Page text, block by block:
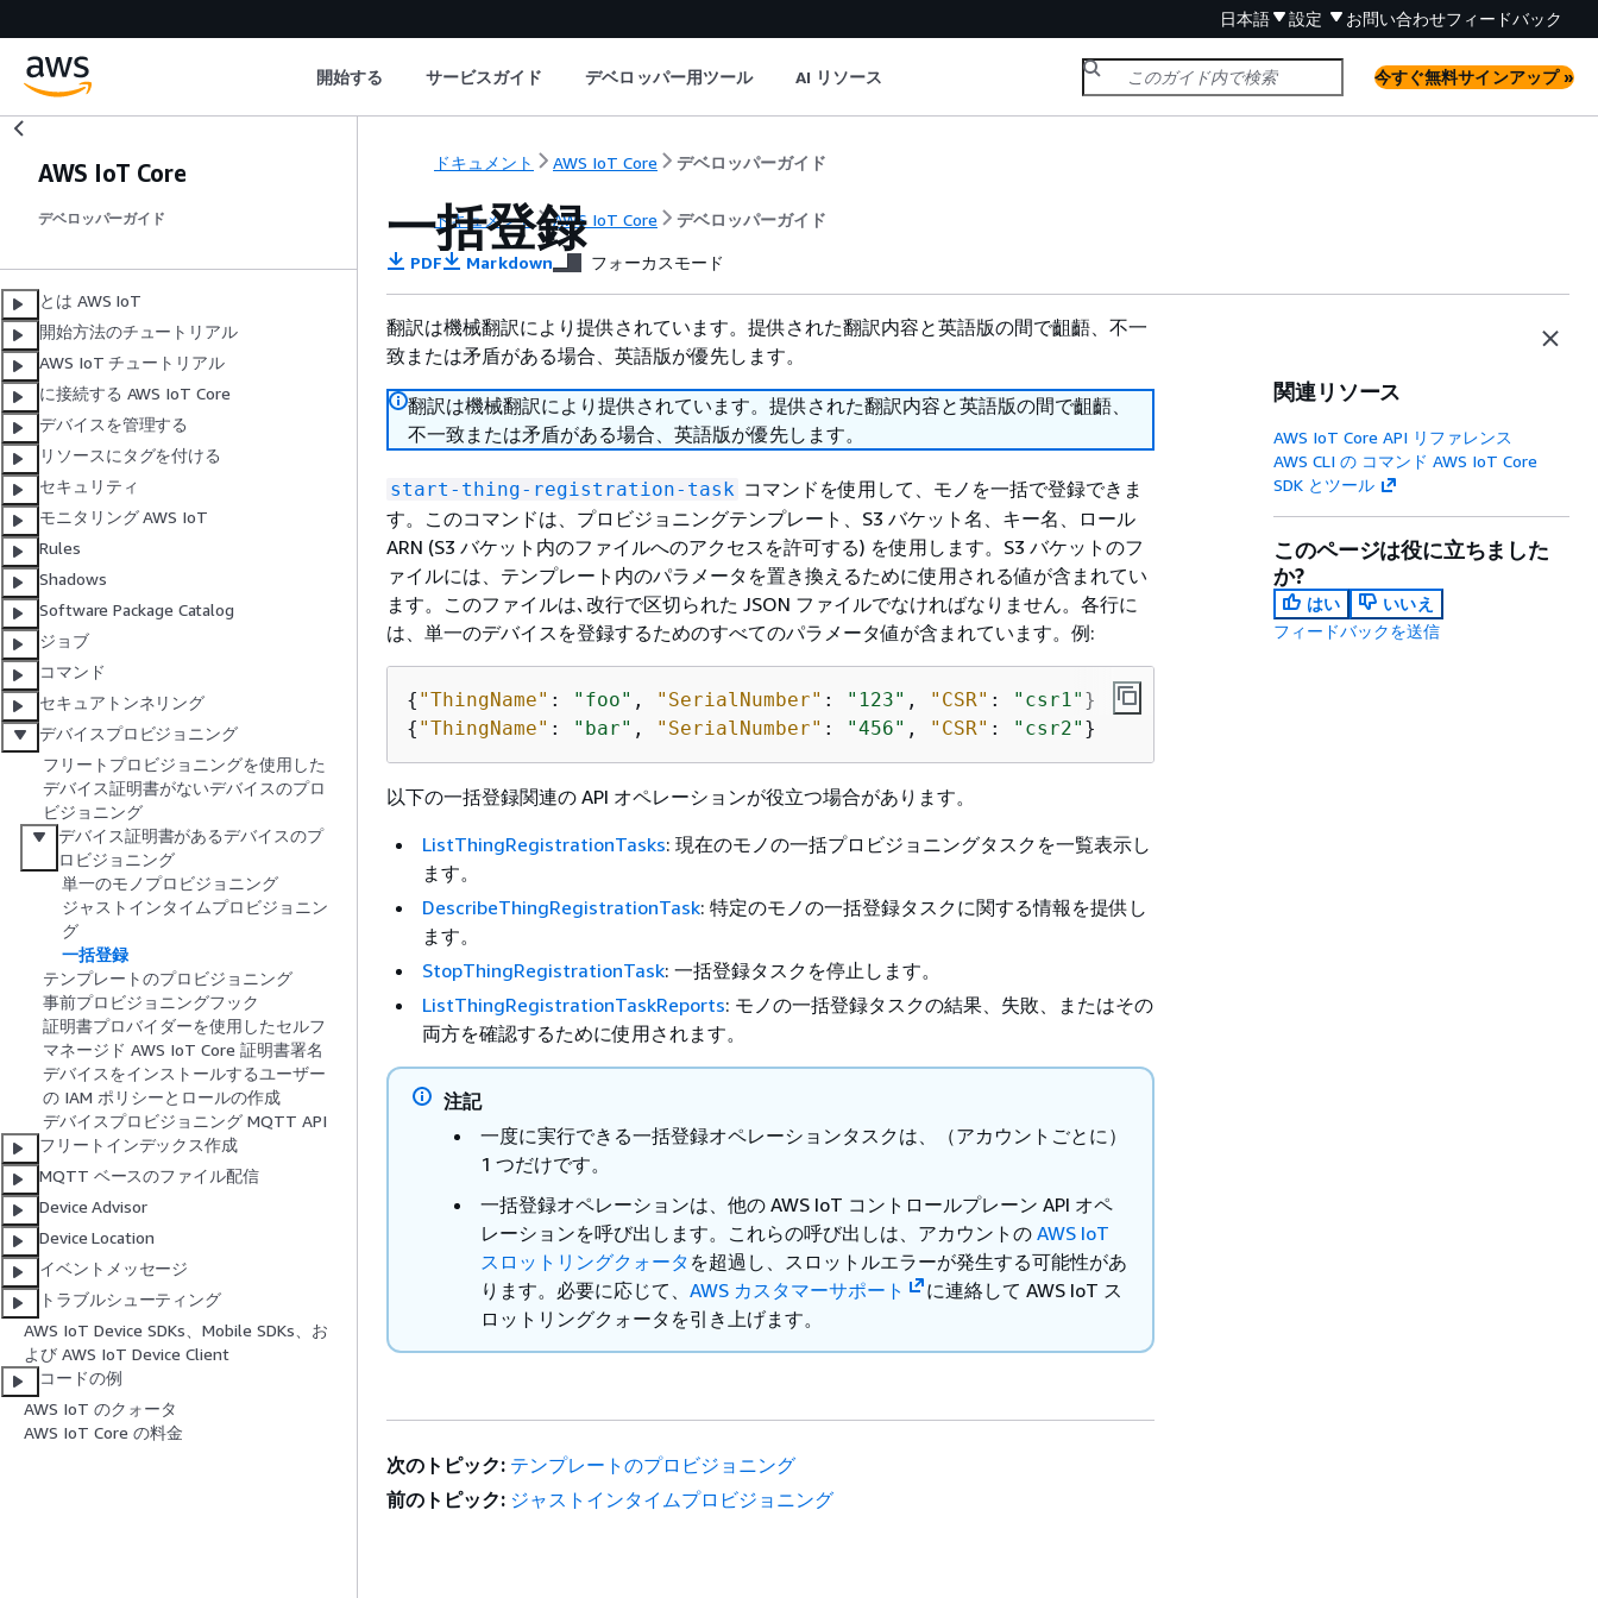
日本語 設定 お問い合わせフィードバック
開始する サービスガイド デベロッパー用ツール AI リソース 今すぐ無料サインアップ »
AWS IoT Core
デベロッパーガイド
とは AWS IoT
開始方法のチュートリアル
AWS IoT チュートリアル
に接続する AWS IoT Core
デバイスを管理する
リソースにタグを付ける
セキュリティ
モニタリング AWS IoT
Rules
Shadows
Software Package Catalog
ジョブ
コマンド
セキュアトンネリング
デバイスプロビジョニング
フリートプロビジョニングを使用した
デバイス証明書がないデバイスのプロ
ビジョニング
デバイス証明書があるデバイスのプ
ロビジョニング
単一のモノプロビジョニング
ジャストインタイムプロビジョニン
グ
一括登録
テンプレートのプロビジョニング
事前プロビジョニングフック
証明書プロバイダーを使用したセルフ
マネージド AWS IoT Core 証明書署名
デバイスをインストールするユーザー
の IAM ポリシーとロールの作成
デバイスプロビジョニング MQTT API
フリートインデックス作成
MQTT ベースのファイル配信
Device Advisor
Device Location
イベントメッセージ
トラブルシューティング
AWS IoT Device SDKs、Mobile SDKs、お
よび AWS IoT Device Client
コードの例
AWS IoT のクォータ
AWS IoT Core の料金
ドキュメント AWS IoT Core デベロッパーガイド
ドキュメント AWS IoT Core デベロッパーガイド
一括登録
PDF Markdown フォーカスモード
翻訳は機械翻訳により提供されています。提供された翻訳内容と英語版の間で齟齬、不一
致または矛盾がある場合、英語版が優先します。
翻訳は機械翻訳により提供されています。提供された翻訳内容と英語版の間で齟齬、
不一致または矛盾がある場合、英語版が優先します。
start-thing-registration-task コマンドを使用して、モノを一括で登録できま
す。このコマンドは、プロビジョニングテンプレート、S3 バケット名、キー名、ロール
ARN (S3 バケット内のファイルへのアクセスを許可する) を使用します。S3 バケットのフ
ァイルには、テンプレート内のパラメータを置き換えるために使用される値が含まれてい
ます。このファイルは､改行で区切られた JSON ファイルでなければなりません。各行に
は、単一のデバイスを登録するためのすべてのパラメータ値が含まれています。例:
{ "ThingName" : "foo" , "SerialNumber" : "123" , "CSR" : "csr1"
{ "ThingName" : "bar" , "SerialNumber" : "456" , "CSR" : "csr2" }
以下の一括登録関連の API オペレーションが役立つ場合があります。
ListThingRegistrationTasks: 現在のモノの一括プロビジョニングタスクを一覧表示し
ます。
DescribeThingRegistrationTask: 特定のモノの一括登録タスクに関する情報を提供し
ます。
StopThingRegistrationTask: 一括登録タスクを停止します。
ListThingRegistrationTaskReports: モノの一括登録タスクの結果、失敗、またはその
両方を確認するために使用されます。
注記
一度に実行できる一括登録オペレーションタスクは、（アカウントごとに）
1 つだけです。
一括登録オペレーションは、他の AWS IoT コントロールプレーン API オペ
レーションを呼び出します。これらの呼び出しは、アカウントの AWS IoT
スロットリングクォータ を超過し、スロットルエラーが発生する可能性があ
ります。必要に応じて、 AWS カスタマーサポート
に連絡して AWS IoT ス
ロットリングクォータを引き上げます。
関連リソース
AWS IoT Core API リファレンス
AWS CLI の コマンド AWS IoT Core
SDK とツール
このページは役に立ちました
か?
はい
いいえ
フィードバックを送信
次のトピック: テンプレートのプロビジョニング
前のトピック: ジャストインタイムプロビジョニング